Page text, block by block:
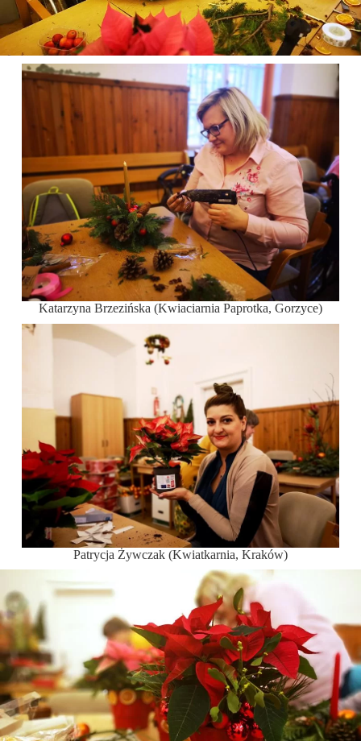
Katarzyna Brzezińska (Kwiaciarnia Paprotka, Gorzyce)
Patrycja Żywczak (Kwiatkarnia, Kraków)